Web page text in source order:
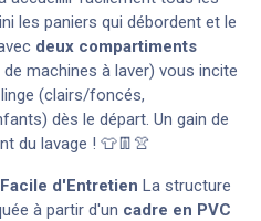
les paniers qui débordent et le
deux compartiments
machines à laver) vous incite
(clairs/foncés,
dès le départ. Un gain de
du lavage ! 👕👖👚
d'Entretien La structure
à partir d'un cadre en PVC